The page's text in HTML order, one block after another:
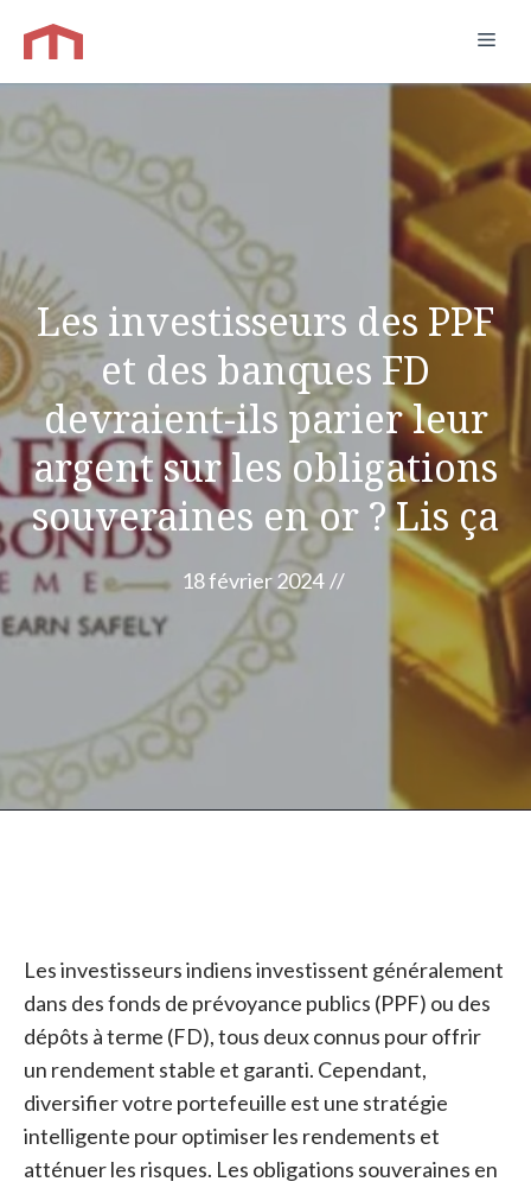
contenu
Les investisseurs des PPF
et des banques FD
devraient-ils parier leur
argent sur les obligations
souveraines en or ? Lis ça
18 février 2024 //
Les investisseurs indiens investissent généralement
dans des fonds de prévoyance publics (PPF) ou des
dépôts à terme (FD), tous deux connus pour offrir
un rendement stable et garanti. Cependant,
diversifier votre portefeuille est une stratégie
intelligente pour optimiser les rendements et
atténuer les risques. Les obligations souveraines en